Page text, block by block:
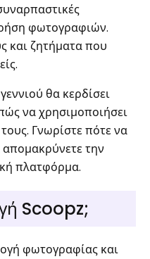
φωτογραφιών.
και ζητήματα που
θα κερδίσει
να χρησιμοποιήσει
Γνωρίστε πότε να
απομακρύνετε την
πλατφόρμα.
Scoopz;
φωτογραφίας και